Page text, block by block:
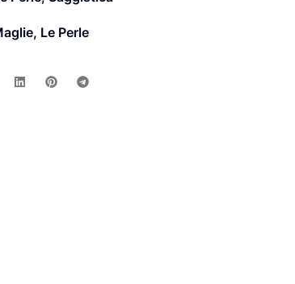
, Le Perle